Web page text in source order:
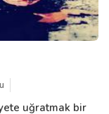
uğratmak bir